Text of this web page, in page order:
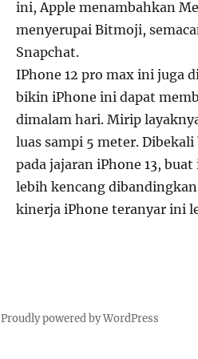
ini, Apple menambahkan
menyerupai Bitmoji,
Snapchat.
IPhone 12 pro max ini juga
bikin iPhone ini dapat
dimalam hari. Mirip
luas sampi 5 meter.
pada jajaran iPhone 13,
lebih kencang dibandingkan
kinerja iPhone teranyar ini
Proudly powered by WordPress